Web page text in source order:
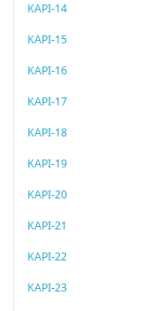
KAPI-14
KAPI-15
KAPI-16
KAPI-17
KAPI-18
KAPI-19
KAPI-20
KAPI-21
KAPI-22
KAPI-23